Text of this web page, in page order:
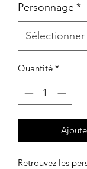
Personnage *
Quantité *
Retrouvez les